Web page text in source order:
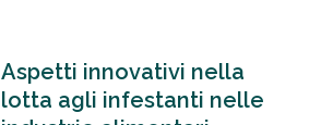
Aspetti innovativi nella
lotta agli infestanti nelle